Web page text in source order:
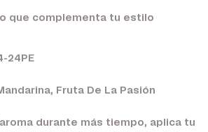
que complementa tu estilo
24PE
Fruta De La Pasión
durante más tiempo, aplica tu